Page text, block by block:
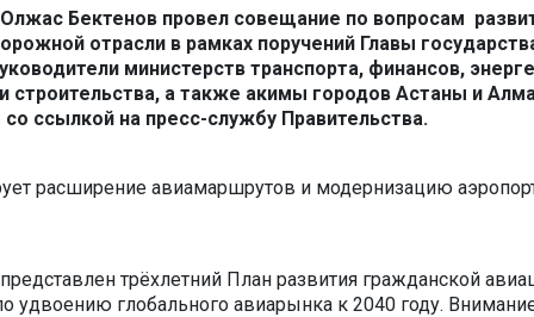
Бектенов провел совещание по вопросам
отрасли в рамках поручений Главы
министерств транспорта, финансов,
строительства, а также акимы городов Астаны и
со ссылкой на пресс-службу Правительства.
трёхлетний План развития гражданской
удвоению глобального авиарынка к 2040 году.